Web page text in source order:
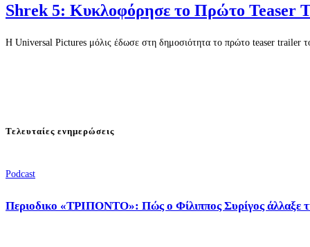
Shrek 5: Κυκλοφόρησε το Πρώτο Teaser
Η Universal Pictures μόλις έδωσε στη δημοσιότητα το πρώτο teaser trailer
Τελευταίες ενημερώσεις
Podcast
Περιοδικο «ΤΡΙΠΟΝΤΟ»: Πώς ο Φίλιππος Συρίγος άλλαξε